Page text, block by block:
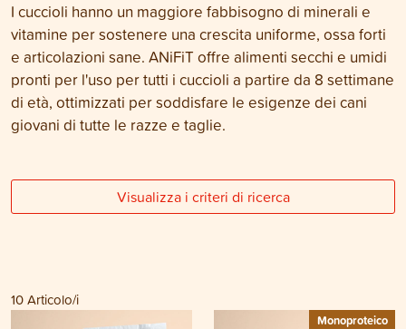
I cuccioli hanno un maggiore fabbisogno di minerali e
vitamine per sostenere una crescita uniforme, ossa forti
e articolazioni sane. ANiFiT offre alimenti secchi e umidi
pronti per l'uso per tutti i cuccioli a partire da 8 settimane
di età, ottimizzati per soddisfare le esigenze dei cani
giovani di tutte le razze e taglie.
Visualizza i criteri di ricerca
10Articolo/i
Monoproteico